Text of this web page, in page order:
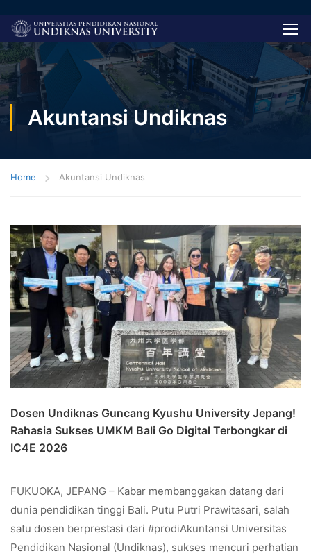
Akuntansi Undiknas
Home Akuntansi Undiknas
Dosen Undiknas Guncang Kyushu University Jepang!
Rahasia Sukses UMKM Bali Go Digital Terbongkar di
IC4E 2026
FUKUOKA, JEPANG – Kabar membanggakan datang dari
dunia pendidikan tinggi Bali. Putu Putri Prawitasari, salah
satu dosen berprestasi dari #prodiAkuntansi Universitas
Pendidikan Nasional (Undiknas), sukses mencuri perhatian